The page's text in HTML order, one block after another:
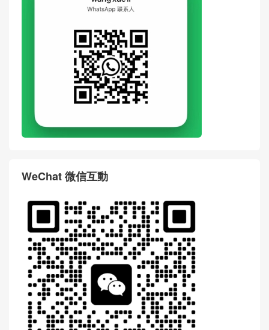
WeChat 微信互動